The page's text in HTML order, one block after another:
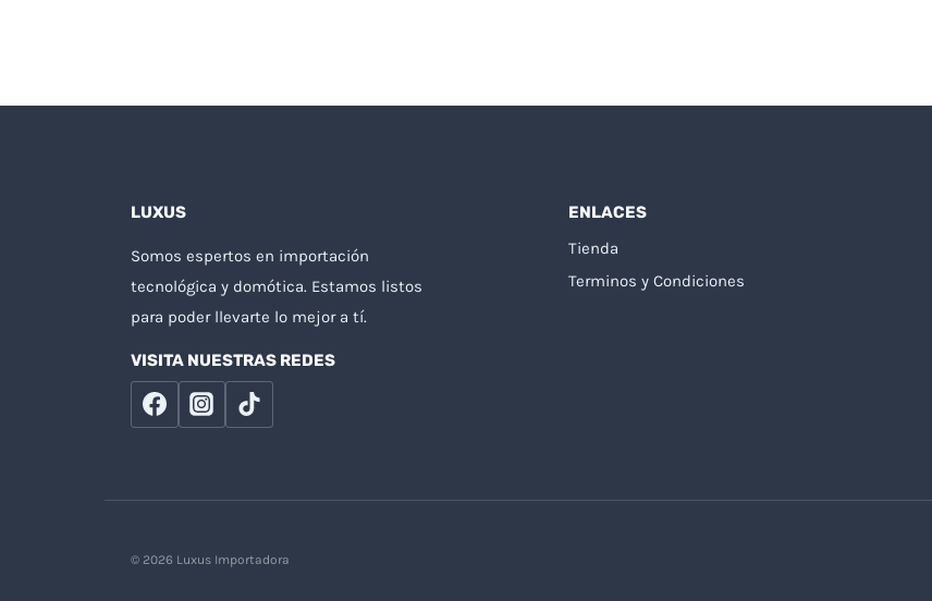
LUXUS
Somos espertos en importación
tecnológica y domótica. Estamos listos
para poder llevarte lo mejor a tí.
VISITA NUESTRAS REDES
ENLACES
Tienda
Terminos y Condiciones
© 2026 Luxus Importadora